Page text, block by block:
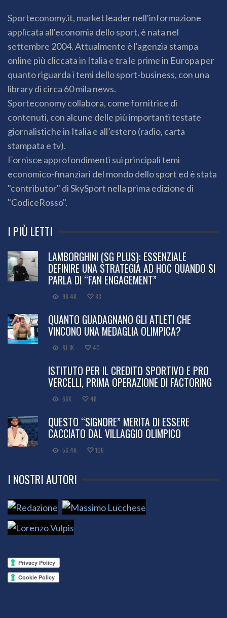
Sporteconomy.it, market leader nell'informazione
applicata all'economia dello sport, è nata nel
settembre 2004. Attualmente è l'agenzia stampa
online più cliccata in Italia e tra le prime in Europa per
quanto riguarda i temi dello sport-business, con una
library di circa 60 mila news.
Sporteconomy collabora, come fornitrice di
contenuti, con alcune delle più importanti testate
giornalistiche in Italia e all’estero (radio, carta
stampata e tv).
Fornisce approfondimenti sui principali temi
economico-finanziari del mondo dello sport ed è stata
"contributor" di SkySport nella prima edizione di
"CodiceRosso".
I PIÙ LETTI
LAMBORGHINI (SG PLUS): ESSENZIALE
DEFINIRE UNA STRATEGIA AD HOC QUANDO SI
PARLA DI “FAN ENGAGEMENT”
98.4K 83
QUANTO GUADAGNANO GLI ATLETI CHE
VINCONO UNA MEDAGLIA OLIMPICA?
81.1K 40
ISTITUTO PER IL CREDITO SPORTIVO E PRO
VERCELLI, PRIMA OPERAZIONE DI FACTORING
66K 48
QUESTO “SIGNORE” MERITA DI ESSERE
CACCIATO DAL VILLAGGIO OLIMPICO
56.4K 106
I NOSTRI AUTORI